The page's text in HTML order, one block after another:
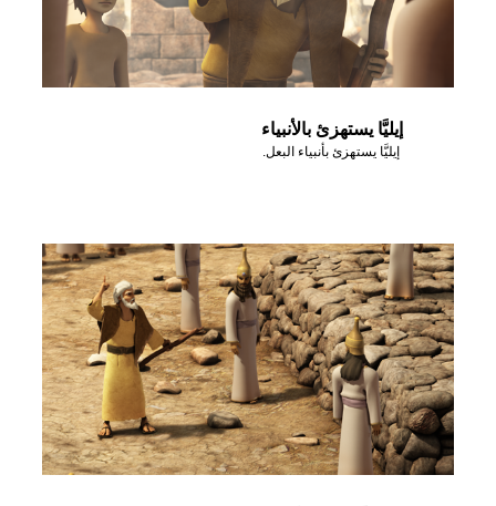
إيليَّا يستهزئ بالأنبياء
إيليَّا يستهزئ بأنبياء البعل.